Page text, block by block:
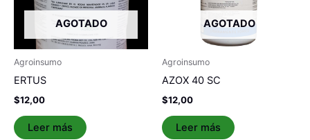
AGOTADO
Agroinsumo
ERTUS
$12,00
Leer más
AGOTADO
Agroinsumo
AZOX 40 SC
$12,00
Leer más